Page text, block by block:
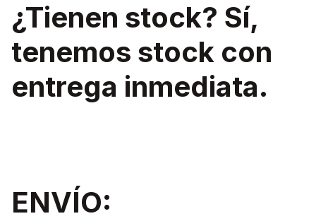
¿Tienen stock? Sí,
tenemos stock con
entrega inmediata.
ENVÍO: